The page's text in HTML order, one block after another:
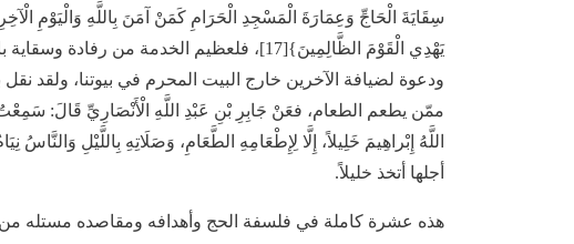
سِقَايَةَ الْحَاجِّ وَعِمَارَةَ الْمَسْجِدِ الْحَرَامِ كَمَنْ آمَنَ بِاللَّهِ وَالْيَوْمِ
يَهْدِي الْقَوْمَ الظَّالِمِينَ}[17]، فلعظيم الخدمة من
ودعوة لضيافة الآخرين خارج البيت المحرم في بيوتنا، ولقد
ممّن يطعم الطعام، فعَنْ جَابِرِ بْنِ عَبْدِ اللَّهِ الْأَنْصَارِيِّ قَالَ:
أجلها أتخذ خليلاً.
هذه عشرة كاملة في فلسفة الحج وأهدافه ومقاصده مستله